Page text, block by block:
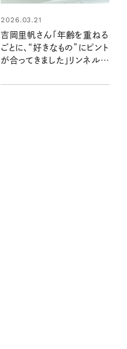
2026.03.21
吉岡里帆さん「年齢を重ねる
ごとに、“好きなもの”にピント
が合ってきました」リンネル5